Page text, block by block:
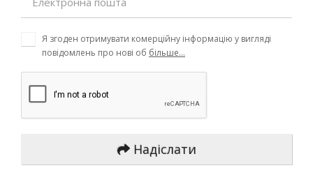
Я згоден отримувати комерційну інформацію у вигляді
повідомлень про нові об більше...
Надіслати